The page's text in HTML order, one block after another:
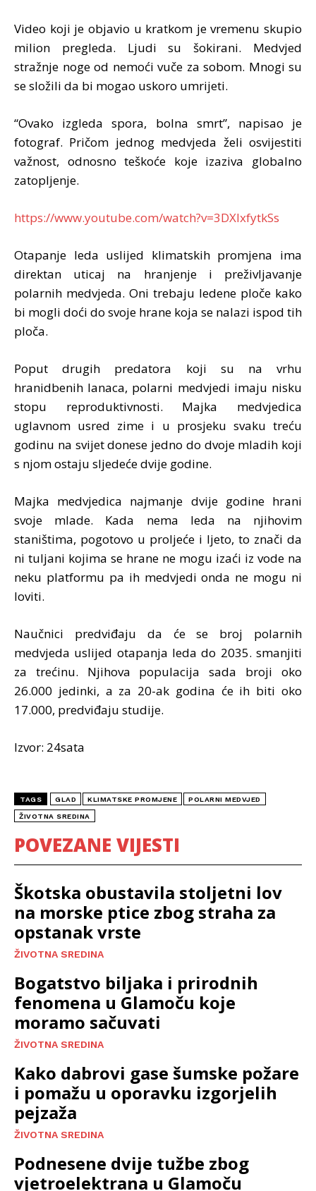
Video koji je objavio u kratkom je vremenu skupio
milion pregleda. Ljudi su šokirani. Medvjed
stražnje noge od nemoći vuče za sobom. Mnogi su
se složili da bi mogao uskoro umrijeti.
“Ovako izgleda spora, bolna smrt”, napisao je
fotograf. Pričom jednog medvjeda želi osvijestiti
važnost, odnosno teškoće koje izaziva globalno
zatopljenje.
https://www.youtube.com/watch?v=3DXIxfytkSs
Otapanje leda uslijed klimatskih promjena ima
direktan uticaj na hranjenje i preživljavanje
polarnih medvjeda. Oni trebaju ledene ploče kako
bi mogli doći do svoje hrane koja se nalazi ispod tih
ploča.
Poput drugih predatora koji su na vrhu
hranidbenih lanaca, polarni medvjedi imaju nisku
stopu reproduktivnosti. Majka medvjedica
uglavnom usred zime i u prosjeku svaku treću
godinu na svijet donese jedno do dvoje mladih koji
s njom ostaju sljedeće dvije godine.
Majka medvjedica najmanje dvije godine hrani
svoje mlade. Kada nema leda na njihovim
staništima, pogotovo u proljeće i ljeto, to znači da
ni tuljani kojima se hrane ne mogu izaći iz vode na
neku platformu pa ih medvjedi onda ne mogu ni
loviti.
Naučnici predviđaju da će se broj polarnih
medvjeda uslijed otapanja leda do 2035. smanjiti
za trećinu. Njihova populacija sada broji oko
26.000 jedinki, a za 20-ak godina će ih biti oko
17.000, predviđaju studije.
Izvor: 24sata
TAGS GLAD KLIMATSKE PROMJENE POLARNI MEDVJED
ŽIVOTNA SREDINA
POVEZANE VIJESTI
Škotska obustavila stoljetni lov
na morske ptice zbog straha za
opstanak vrste
ŽIVOTNA SREDINA
Bogatstvo biljaka i prirodnih
fenomena u Glamoču koje
moramo sačuvati
ŽIVOTNA SREDINA
Kako dabrovi gase šumske požare
i pomažu u oporavku izgorjelih
pejzaža
ŽIVOTNA SREDINA
Podnesene dvije tužbe zbog
vjetroelektrana u Glamoču